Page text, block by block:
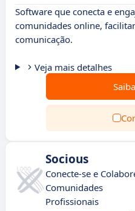
Software que conecta e
comunidades online,
comunicação.
Veja mais detalhes
Socious
Conecte-se e
Comunidades
Profissionais